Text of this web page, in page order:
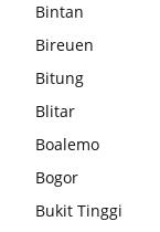
Bintan
Bireuen
Bitung
Blitar
Boalemo
Bogor
Bukit Tinggi